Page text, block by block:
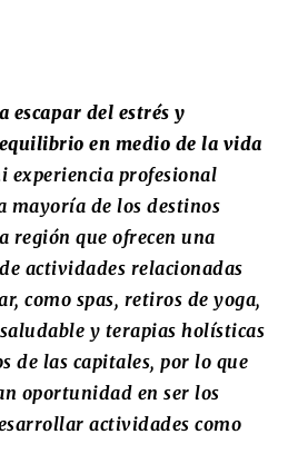
escapar del estrés y
en medio de la vida
experiencia profesional
mayoría de los destinos
región que ofrecen una
actividades relacionadas
como spas, retiros de yoga,
y terapias holísticas
de las capitales, por lo que
oportunidad en ser los
actividades como